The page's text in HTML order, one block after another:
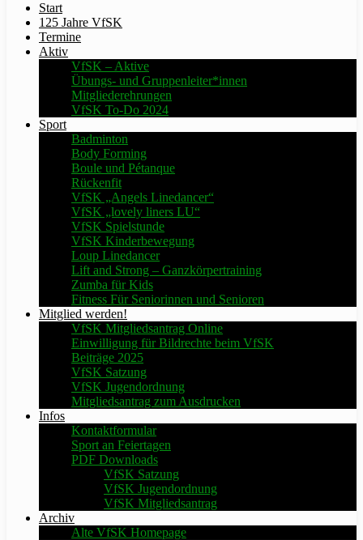
Start
125 Jahre VfSK
Termine
Aktiv
VfSK – Aktive
Übungs- und Gruppenleiter*innen
Mitgliederehrungen
VfSK To-Do 2024
Sport
Badminton
Body Forming
Boule und Pétanque
Rückenfit
VfSK „Angels Linedancer“
VfSK „lovely liners LU“
VfSK Spielstunde
VfSK Kinderbewegung
Loup Linedancer
Lift and Strong – Ganzkörpertraining
Zumba für Kids
Fitness Für Seniorinnen und Senioren
Mitglied werden!
VfSK Mitgliedsantrag Online
Einwilligung für Bildrechte beim VfSK
Beiträge 2025
VfSK Satzung
VfSK Jugendordnung
Mitgliedsantrag zum Ausdrucken
Infos
Kontaktformular
Sport an Feiertagen
PDF Downloads
VfSK Satzung
VfSK Jugendordnung
VfSK Mitgliedsantrag
Archiv
Alte VfSK Homepage